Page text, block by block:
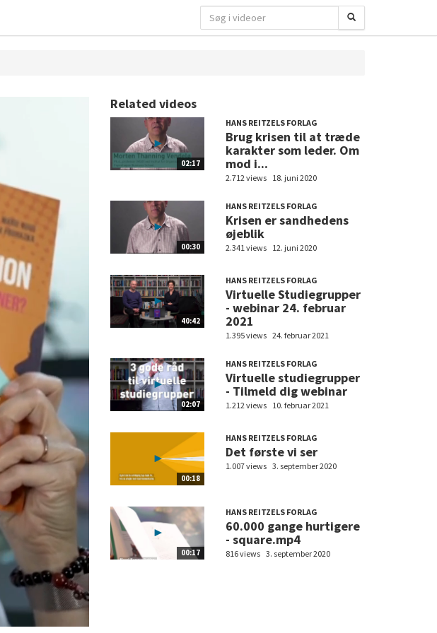
Related videos
02:17
HANS REITZELS FORLAG
Brug krisen til at træde
karakter som leder. Om
mod i...
2.712 views 18. juni 2020
00:30
HANS REITZELS FORLAG
Krisen er sandhedens
øjeblik
2.341 views 12. juni 2020
40:42
HANS REITZELS FORLAG
Virtuelle Studiegrupper
- webinar 24. februar
2021
1.395 views 24. februar 2021
02:07
HANS REITZELS FORLAG
Virtuelle studiegrupper
- Tilmeld dig webinar
1.212 views 10. februar 2021
00:18
HANS REITZELS FORLAG
Det første vi ser
1.007 views 3. september 2020
00:17
HANS REITZELS FORLAG
60.000 gange hurtigere
- square.mp4
816 views 3. september 2020